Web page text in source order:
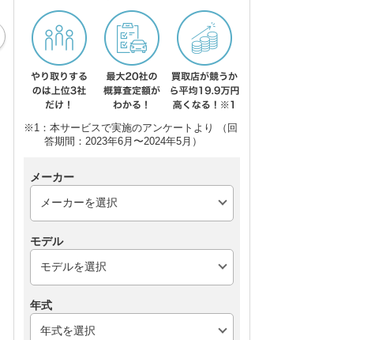
ホンダ オデッセイ スズキ エブリイワゴン
※1：本サービスで実施のアンケートより （回
答期間：2023年6月〜2024年5月）
メーカー
モデル
年式